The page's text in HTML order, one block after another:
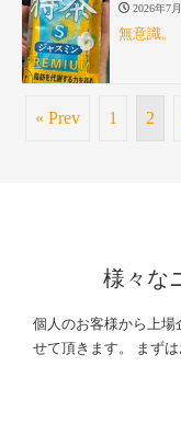
2026年7
無意識。
« Prev 1 2
様々な
個人のお客様から上場
せて頂きます。
まず